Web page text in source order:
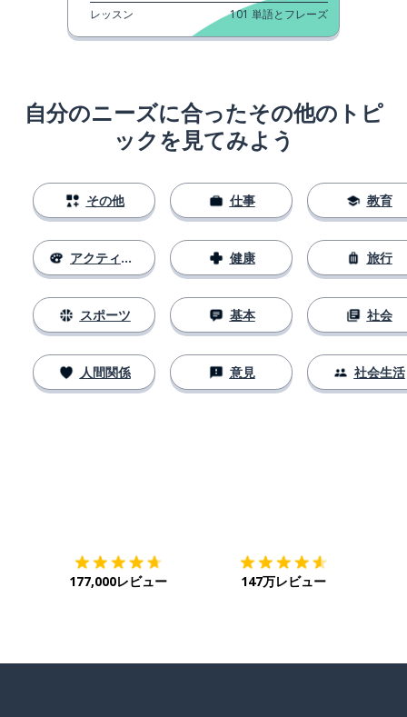
レッスン 101 単語とフレーズ
自分のニーズに合ったその他のトピ
ックを見てみよう
その他
アクティビティ
スポーツ
人間関係
仕事
健康
基本
意見
教育
旅行
社会
社会生活
177,000レビュー 147万レビュー